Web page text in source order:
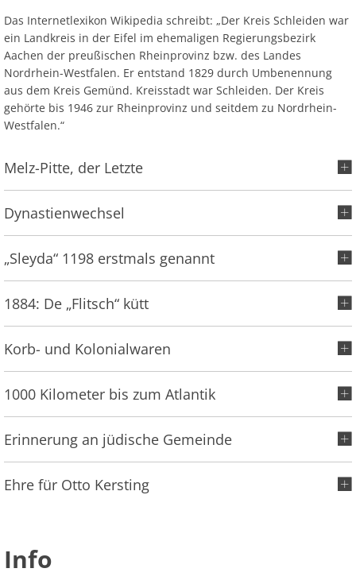
Das Internetlexikon Wikipedia schreibt: „Der Kreis Schleiden war
ein Landkreis in der Eifel im ehemaligen Regierungsbezirk
Aachen der preußischen Rheinprovinz bzw. des Landes
Nordrhein-Westfalen. Er entstand 1829 durch Umbenennung
aus dem Kreis Gemünd. Kreisstadt war Schleiden. Der Kreis
gehörte bis 1946 zur Rheinprovinz und seitdem zu Nordrhein-
Westfalen.“
Melz-Pitte, der Letzte
Dynastienwechsel
„Sleyda“ 1198 erstmals genannt
1884: De „Flitsch“ kütt
Korb- und Kolonialwaren
1000 Kilometer bis zum Atlantik
Erinnerung an jüdische Gemeinde
Ehre für Otto Kersting
Info